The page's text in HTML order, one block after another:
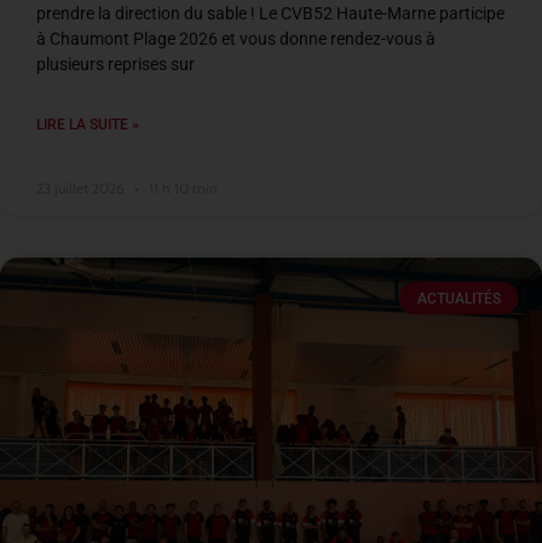
prendre la direction du sable ! Le CVB52 Haute-Marne participe
à Chaumont Plage 2026 et vous donne rendez-vous à
plusieurs reprises sur
LIRE LA SUITE »
ACTUALITÉS